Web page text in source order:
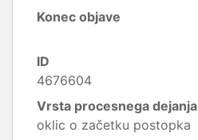
Konec objave
ID
4676604
Vrsta procesnega dejanja
oklic o začetku postopka